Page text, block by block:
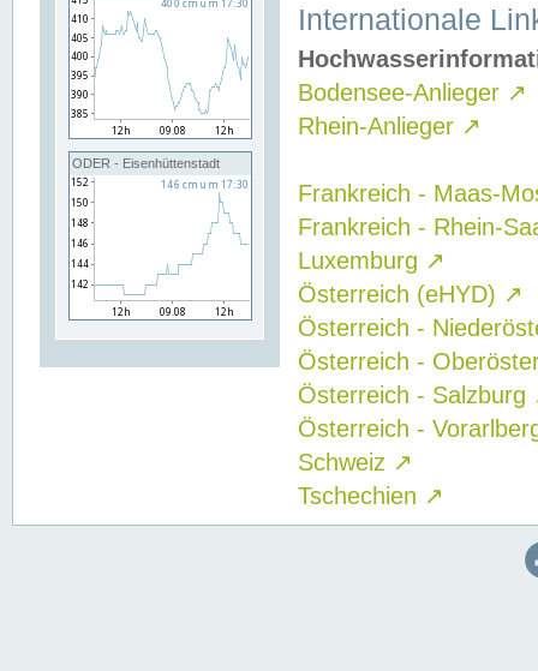
ODER - Eisenhüttenstadt
Internationale
Bodensee-Anlieger ↗
Rhein-Anlieger ↗
Frankreich - Maas-
Frankreich - Rhein-
Luxemburg ↗
Österreich (eHYD) ↗
Österreich -
Österreich -
Österreich - Salzburg
Österreich -
Schweiz ↗
Tschechien ↗